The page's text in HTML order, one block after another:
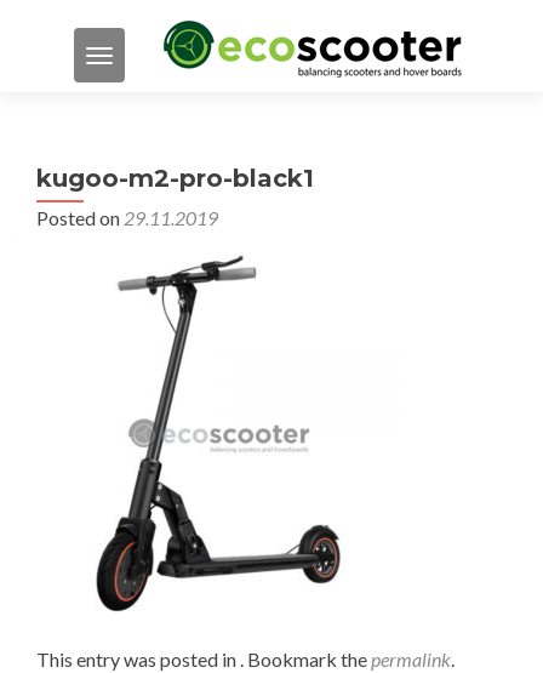
TOGGLE NAVIGATION
kugoo-m2-pro-black1
Posted on 29.11.2019
This entry was posted in . Bookmark thepermalink.